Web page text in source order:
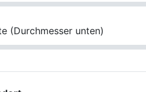
(Durchmesser unten)